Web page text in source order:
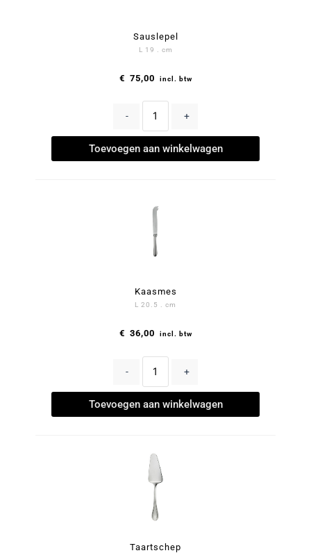
Sauslepel
L 19 . cm
€ 75,00 incl. btw
- +
Toevoegen aan winkelwagen
Kaasmes
L 20.5 . cm
€ 36,00 incl. btw
- +
Toevoegen aan winkelwagen
Taartschep